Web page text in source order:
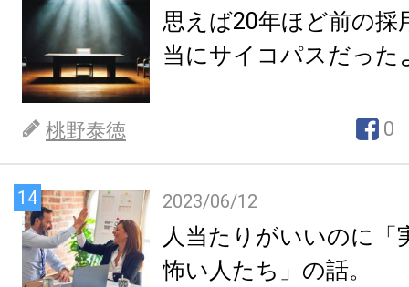
思えば20年ほど前の採
当にサイコパスだった
桃野泰徳 0
14 2023/06/12
人当たりがいいのに「
怖い人たち」の話。